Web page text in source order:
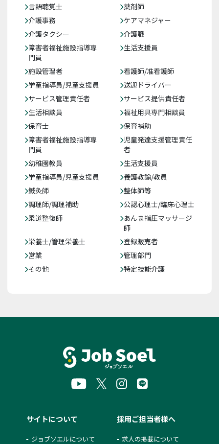
言語聴覚士
薬剤師
介護事務
ケアマネジャー
介護タクシー
介護職
障害者福祉施設指導専
門員
生活支援員
施設管理者
看護師/准看護師
学童指導員/児童支援員
送迎ドライバー
サービス管理責任者
サービス提供責任者
生活相談員
福祉用具専門相談員
保育士
保育補助
障害者福祉施設指導専
門員
児童発達支援管理責任
者
幼稚園教員
生活支援員
学童指導員/児童支援員
養護教諭/教員
鍼灸師
整体師等
調理師/調理補助
公認心理士/臨床心理士
柔道整復師
あんま指圧マッサージ
師
栄養士/管理栄養士
登録販売者
営業
管理部門
その他
特定技能介護
サイトについて
ジョブソエルについて
採用ご担当者様へ
求人の掲載について